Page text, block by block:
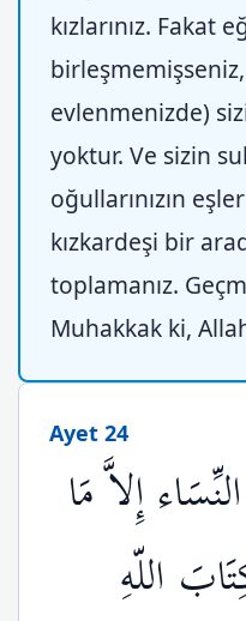
kızlarınız. Fakat
evlenmenizde)
yoktur. Ve sizin
oğullarınızın
kızkardeşi bir
toplamanız.
Muhakkak ki,
Ayet 24
إِلاَّ مَا
اللّهِ